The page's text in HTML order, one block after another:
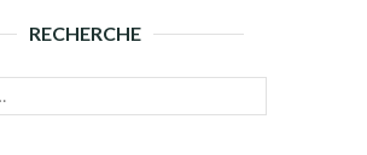
RECHERCHE